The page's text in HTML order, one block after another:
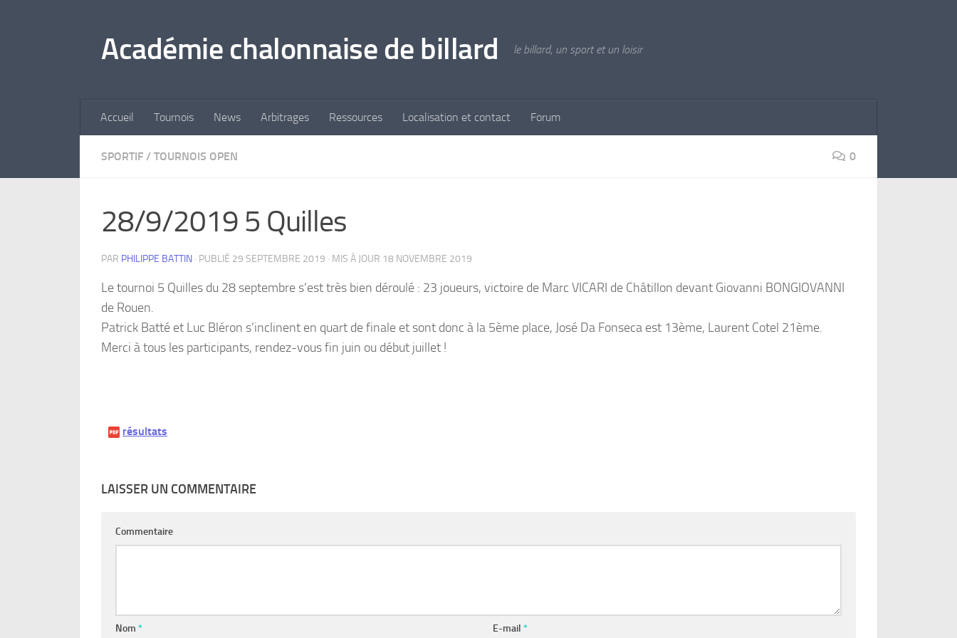
Académie chalonnaise de billard le billard, un sport et un loisir
Accueil Tournois News Arbitrages Ressources Localisation et contact Forum
SPORTIF / TOURNOIS OPEN 0
28/9/2019 5 Quilles
PAR PHILIPPE BATTIN · PUBLIÉ 29 SEPTEMBRE 2019 · MIS À JOUR 18 NOVEMBRE 2019
Le tournoi 5 Quilles du 28 septembre s’est très bien déroulé : 23 joueurs, victoire de Marc VICARI de Châtillon devant Giovanni BONGIOVANNI
de Rouen.
Patrick Batté et Luc Bléron s’inclinent en quart de finale et sont donc à la 5ème place, José Da Fonseca est 13ème, Laurent Cotel 21ème.
Merci à tous les participants, rendez-vous fin juin ou début juillet !
résultats
LAISSER UN COMMENTAIRE
Commentaire
Nom * E-mail*